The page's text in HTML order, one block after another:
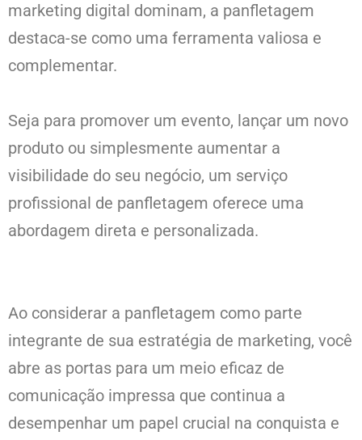
marketing digital dominam, a panfletagem
destaca-se como uma ferramenta valiosa e
complementar.
Seja para promover um evento, lançar um novo
produto ou simplesmente aumentar a
visibilidade do seu negócio, um serviço
profissional de panfletagem oferece uma
abordagem direta e personalizada.
Ao considerar a panfletagem como parte
integrante de sua estratégia de marketing, você
abre as portas para um meio eficaz de
comunicação impressa que continua a
desempenhar um papel crucial na conquista e